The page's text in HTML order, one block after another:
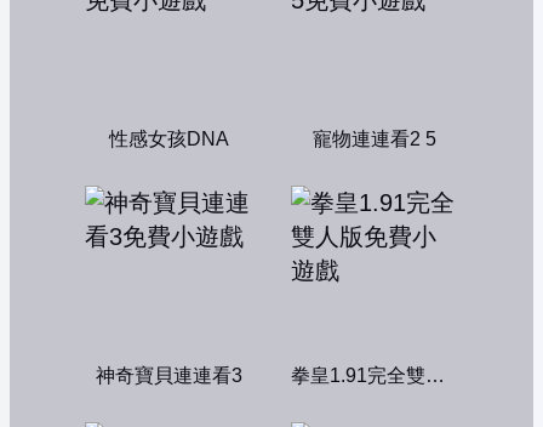
性感女孩DNA 寵物連連看2 5
神奇寶貝連連看3 拳皇1.91完全雙人版